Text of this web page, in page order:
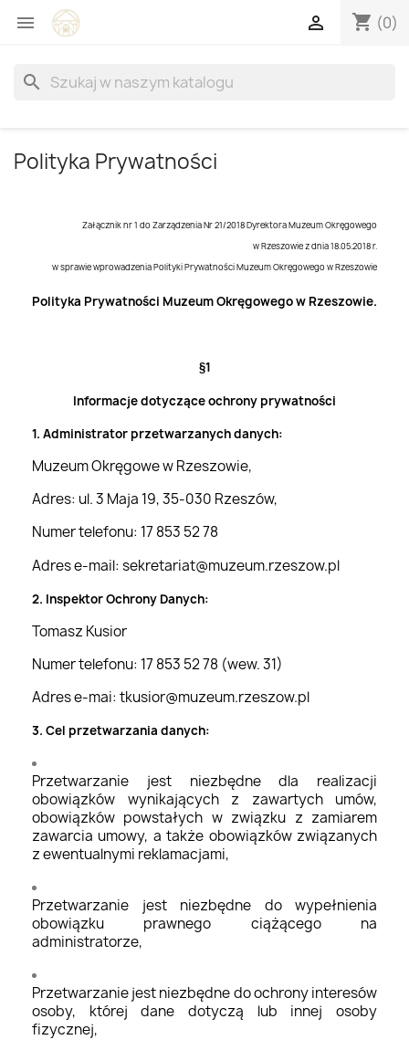
 shopping_cart (0)

search
Polityka Prywatności
Załącznik nr 1 do Zarządzenia Nr 21/2018 Dyrektora Muzeum Okręgowego
w Rzeszowie z dnia 18.05.2018 r.
w sprawie wprowadzenia Polityki Prywatności Muzeum Okręgowego w Rzeszowie
Polityka Prywatności Muzeum Okręgowego w Rzeszowie.
§1
Informacje dotyczące ochrony prywatności
1. Administrator przetwarzanych danych:
Muzeum Okręgowe w Rzeszowie,
Adres: ul. 3 Maja 19, 35-030 Rzeszów,
Numer telefonu: 17 853 52 78
Adres e-mail: sekretariat@muzeum.rzeszow.pl
2. Inspektor Ochrony Danych:
Tomasz Kusior
Numer telefonu: 17 853 52 78 (wew. 31)
Adres e-mai: tkusior@muzeum.rzeszow.pl
3. Cel przetwarzania danych:
Przetwarzanie jest niezbędne dla realizacji
obowiązków wynikających z zawartych umów,
obowiązków powstałych w związku z zamiarem
zawarcia umowy, a także obowiązków związanych
z ewentualnymi reklamacjami,
Przetwarzanie jest niezbędne do wypełnienia
obowiązku prawnego ciążącego na
administratorze,
Przetwarzanie jest niezbędne do ochrony interesów
osoby, której dane dotyczą lub innej osoby
fizycznej,